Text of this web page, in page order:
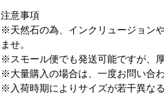
注意事項
※天然石の為、インクリュージョン
ませ。
※スモール便でも発送可能ですが、
※大量購入の場合は、一度お問い合
※入荷時期によりサイズが若干異な